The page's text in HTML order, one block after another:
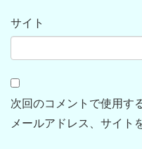
サイト
次回のコメントで使用す
メールアドレス、サイト